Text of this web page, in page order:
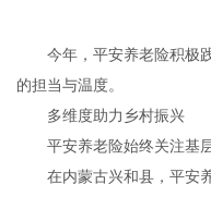
今年，平安养老险积极践
的担当与温度。
多维度助力乡村振兴
平安养老险始终关注基层
在内蒙古兴和县，平安养